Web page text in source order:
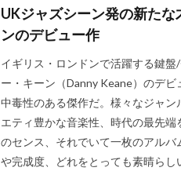
UKジャズシーン発の新た
ンのデビュー作
イギリス・ロンドンで活躍する鍵
ー・キーン（Danny Keane）のデビ
中毒性のある傑作だ。様々なジャン
エティ豊かな音楽性、時代の最先端
のセンス、それでいて一枚のアルバ
や完成度、どれをとっても素晴らし